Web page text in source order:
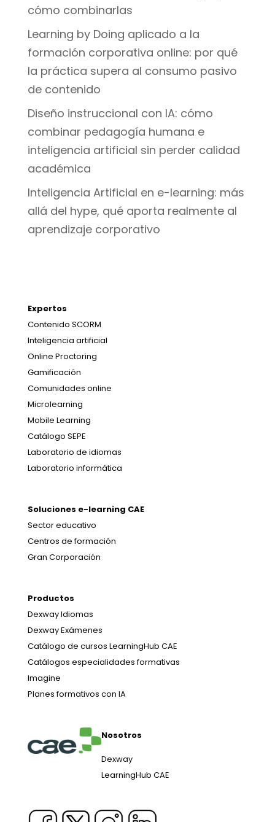
cómo combinarlas
Learning by Doing aplicado a la
formación corporativa online: por qué
la práctica supera al consumo pasivo
de contenido
Diseño instruccional con IA: cómo
combinar pedagogía humana e
inteligencia artificial sin perder calidad
académica
Inteligencia Artificial en e-learning: más
allá del hype, qué aporta realmente al
aprendizaje corporativo
Expertos
Contenido SCORM
Inteligencia artificial
Online Proctoring
Gamificación
Comunidades online
Microlearning
Mobile Learning
Catálogo SEPE
Laboratorio de idiomas
Laboratorio informática
Soluciones e-learning CAE
Sector educativo
Centros de formación
Gran Corporación
Productos
Dexway Idiomas
Dexway Exámenes
Catálogo de cursos LearningHub CAE
Catálogos especialidades formativas
Imagine
Planes formativos con IA
Nosotros
Dexway
LearningHub CAE